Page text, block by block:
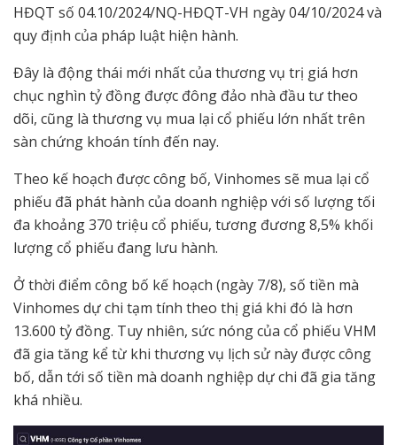
HĐQT số 04.10/2024/NQ-HĐQT-VH ngày 04/10/2024 và
quy định của pháp luật hiện hành.
Đây là động thái mới nhất của thương vụ trị giá hơn
chục nghìn tỷ đồng được đông đảo nhà đầu tư theo
dõi, cũng là thương vụ mua lại cổ phiếu lớn nhất trên
sàn chứng khoán tính đến nay.
Theo kế hoạch được công bố, Vinhomes sẽ mua lại cổ
phiếu đã phát hành của doanh nghiệp với số lượng tối
đa khoảng 370 triệu cổ phiếu, tương đương 8,5% khối
lượng cổ phiếu đang lưu hành.
Ở thời điểm công bố kế hoạch (ngày 7/8), số tiền mà
Vinhomes dự chi tạm tính theo thị giá khi đó là hơn
13.600 tỷ đồng. Tuy nhiên, sức nóng của cổ phiếu VHM
đã gia tăng kể từ khi thương vụ lịch sử này được công
bố, dẫn tới số tiền mà doanh nghiệp dự chi đã gia tăng
khá nhiều.